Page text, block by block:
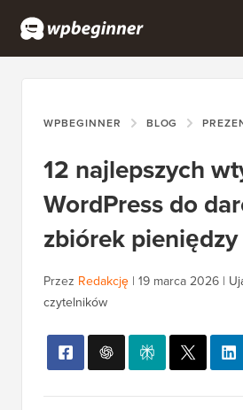
WPBEGINNER BLOG
12 najlepszych
WordPress do
zbiórek
Przez Redakcję | 19 marca 2026 |
czytelników